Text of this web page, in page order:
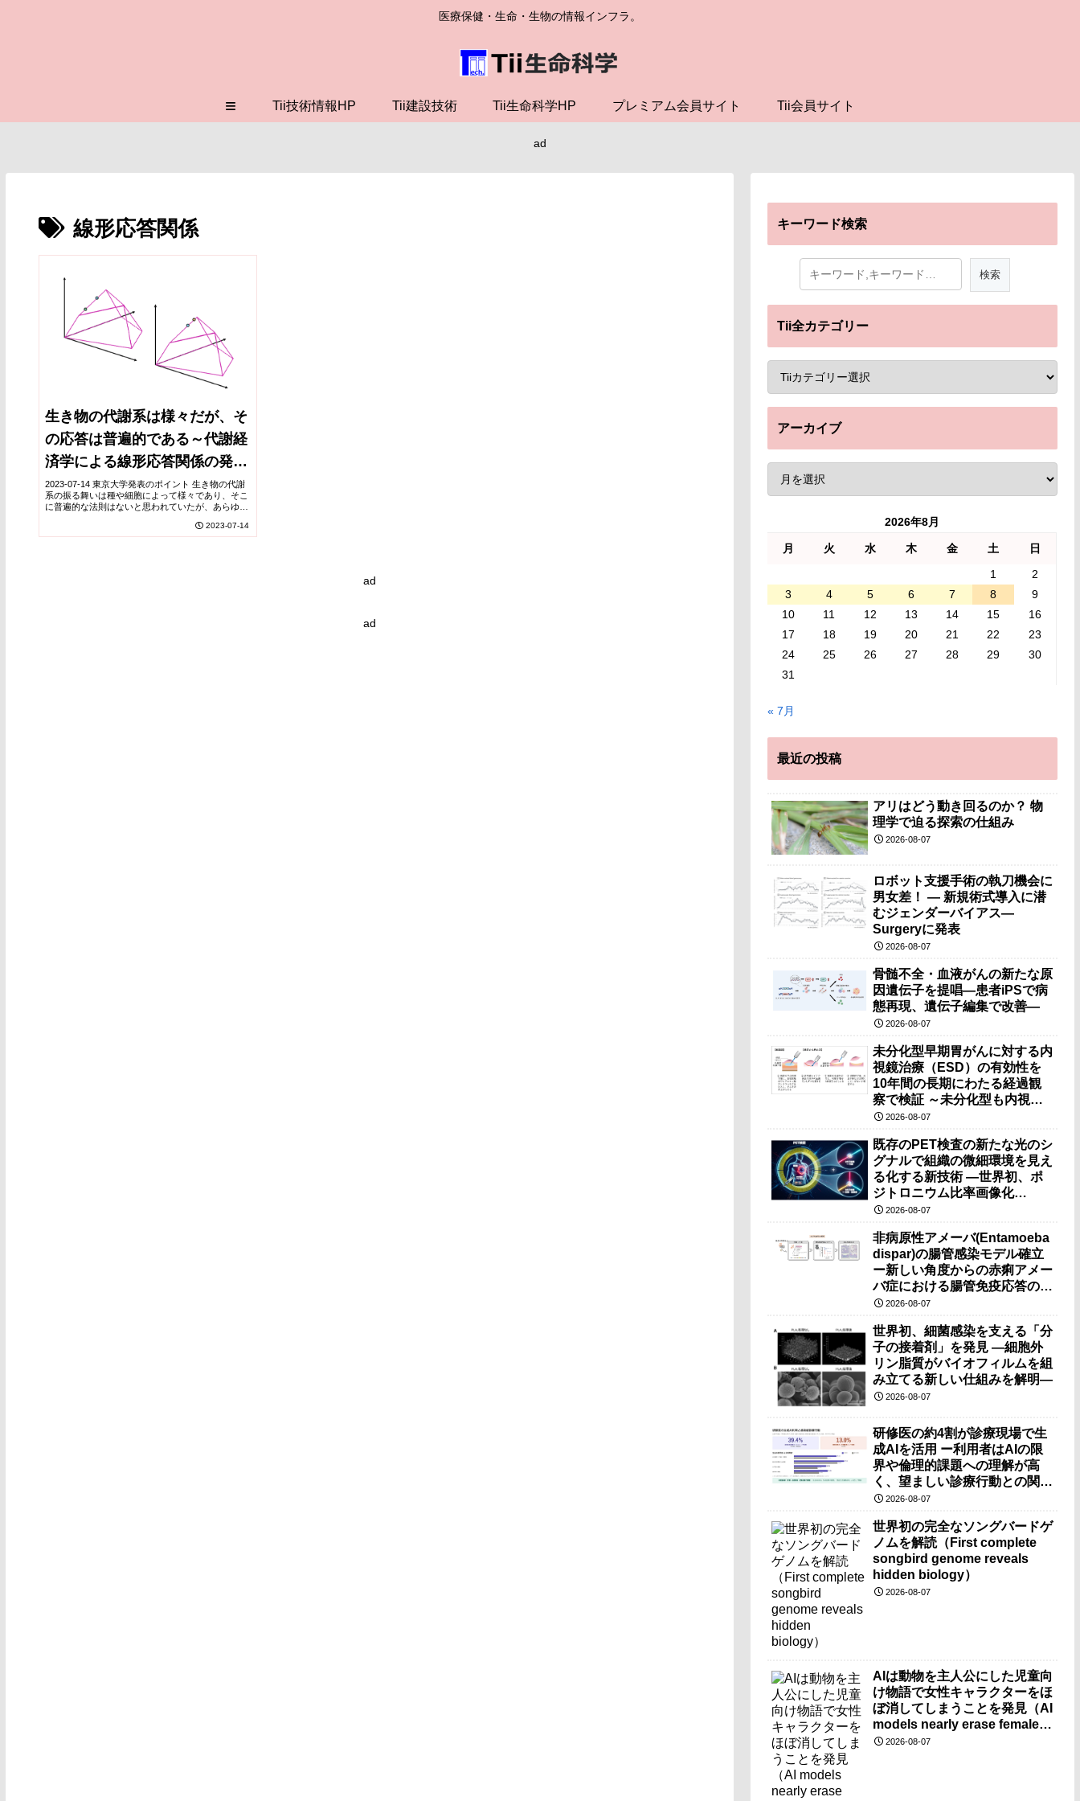
医療保健・生命・生物の情報インフラ。
≡ Tii技術情報HP Tii建設技術 Tii生命科学HP プレミアム会員サイト Tii会員サイト
ad
線形応答関係
生き物の代謝系は様々だが、そ
の応答は普遍的である～代謝経
済学による線形応答関係の発見
～
2023-07-14 東京大学発表のポイント 生き物の代謝
系の振る舞いは種や細胞によって様々であり、そこ
に普遍的な法則はないと思われていたが、あらゆる
線形応答関係式を発見した。 経済学から着想を...
2023-07-14
ad
ad
キーワード検索
Tii全カテゴリー
アーカイブ
2026年8月
月 火 水 木 金 土
日
1
2
3
4 5 6 7 8
9
10
11 12 13 14 15
16
17
18 19 20 21 22
23
24
25 26 27 28 29
30
31
« 7月
最近の投稿
アリはどう動き回るのか？ 物
理学で迫る探索の仕組み
2026-08-07
ロボット支援手術の執刀機会に
男女差！ — 新規術式導入に潜
むジェンダーバイアス—
Surgeryに発表
2026-08-07
骨髄不全・血液がんの新たな原
因遺伝子を提唱―患者iPSで病
態再現、遺伝子編集で改善―
2026-08-07
未分化型早期胃がんに対する内
視鏡治療（ESD）の有効性を
10年間の長期にわたる経過観
察で検証 ～未分化型も内視鏡
治療で胃の温存が可能～
2026-08-07
既存のPET検査の新たな光のシ
グナルで組織の微細環境を見え
る化する新技術 ―世界初、ポ
ジトロニウム比率画像化
（PRI）の原理検証に成功―
2026-08-07
非病原性アメーバ(Entamoeba
dispar)の腸管感染モデル確立
ー新しい角度からの赤痢アメー
バ症における腸管免疫応答の理
解に期待ー
2026-08-07
世界初、細菌感染を支える「分
子の接着剤」を発見 ―細胞外
リン脂質がバイオフィルムを組
み立てる新しい仕組みを解明―
2026-08-07
研修医の約4割が診療現場で生
成AIを活用 ー利用者はAIの限
界や倫理的課題への理解が高
く、望ましい診療行動との関連
も確認ー
2026-08-07
世界初の完全なソングバードゲ
ノムを解読（First complete
songbird genome reveals
hidden biology）
2026-08-07
AIは動物を主人公にした児童向
け物語で女性キャラクターをほ
ぼ消してしまうことを発見（AI
models nearly erase female
characters when they write
2026-08-07